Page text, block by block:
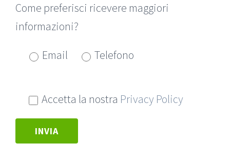
Come preferisci ricevere maggiori
informazioni?
Email
Telefono
Accetta la nostra Privacy Policy